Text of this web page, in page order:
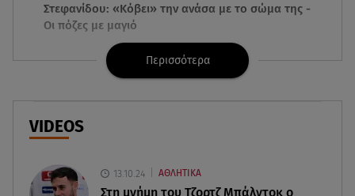
Στεφανίδου: «Κόβει» την ανάσα με το σώμα της -
Οι πόζες με μαγιό
Μυστράς: «Τον έβαλα στον καταψύκτη γιατί
ήθελα να τον κρατήσω άφθαρτο»
07.08.26 , 14:00
πολυπόθητο κορεάτικο glow
Περισσότερα
VIDEOS
13.10.24 ΑΘΛΗΤΙΚΑ
Στη μνήμη του Τζορτζ Μπάλντοκ ο